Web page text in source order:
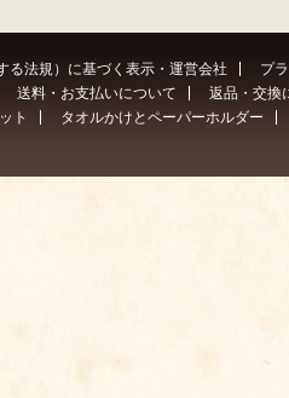
る法規）に基づく表示・運営会社
プ
送料・お支払いについて
返品・交換
ト タオルかけとペーパーホルダー